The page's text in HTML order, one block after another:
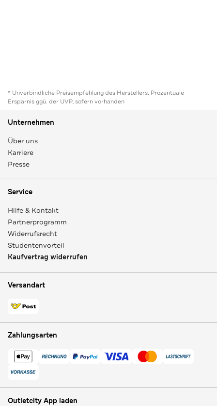
* Unverbindliche Preisempfehlung des Herstellers. Prozentuale
Ersparnis ggü. der UVP, sofern vorhanden
Unternehmen
Über uns
Karriere
Presse
Service
Hilfe & Kontakt
Partnerprogramm
Widerrufsrecht
Studentenvorteil
Kaufvertrag widerrufen
Versandart
Zahlungsarten
Outletcity App laden